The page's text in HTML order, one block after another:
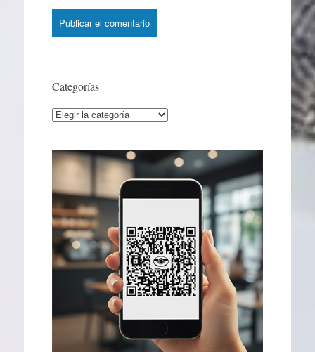
Categorías
Categorías